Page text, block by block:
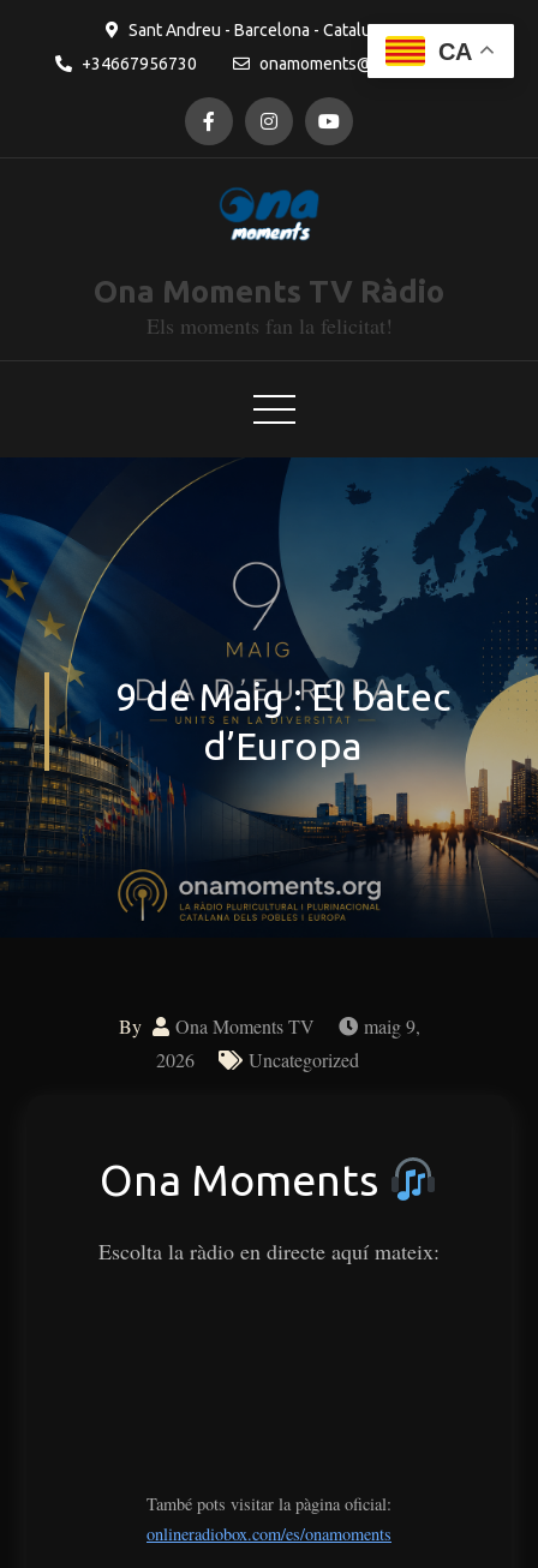
Sant Andreu - Barcelona - Catalunya
+34667956730
onamoments@gmail.com
Ona Moments TV Ràdio
Els moments fan la felicitat!
9 de Maig : El batec
d’Europa
By Ona Moments TV
maig 9,
2026
Uncategorized
Ona Moments
Escolta la ràdio en directe aquí mateix:
També pots visitar la pàgina oficial:
onlineradiobox.com/es/onamoments
CA